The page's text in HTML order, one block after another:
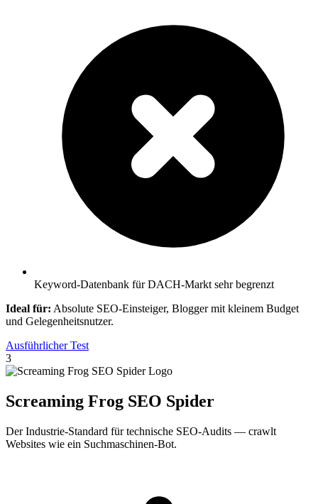
Keyword-Datenbank für DACH-Markt sehr begrenzt
Ideal für: Absolute SEO-Einsteiger, Blogger mit kleinem Budget
und Gelegenheitsnutzer.
Ausführlicher Test
3
Screaming Frog SEO Spider
Der Industrie-Standard für technische SEO-Audits — crawlt
Websites wie ein Suchmaschinen-Bot.